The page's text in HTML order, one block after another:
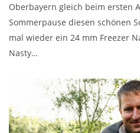
Oberbayern gleich beim ersten
Sommerpause diesen schönen
mal wieder ein 24 mm Freezer
Nasty…